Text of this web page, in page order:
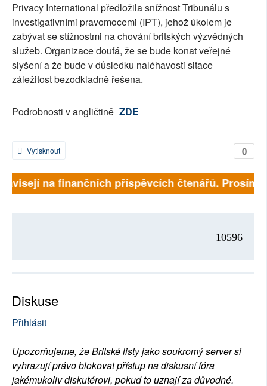
Privacy International předložila snížnost Tribunálu s
investigativními pravomocemi (IPT), jehož úkolem je
zabývat se stížnostmi na chování britských výzvědných
služeb. Organizace doufá, že se bude konat veřejné
slyšení a že bude v důsledku naléhavosti sitace
záležitost bezodkladně řešena.
Podrobnosti v angličtině ZDE
0
Vytisknout
na finančních příspěvcích čtenářů.
10596
Diskuse
Přihlásit
Upozorňujeme, že Britské listy jako soukromý server si
vyhrazují právo blokovat přístup na diskusní fóra
jakémukoliv diskutérovi, pokud to uznají za důvodné.